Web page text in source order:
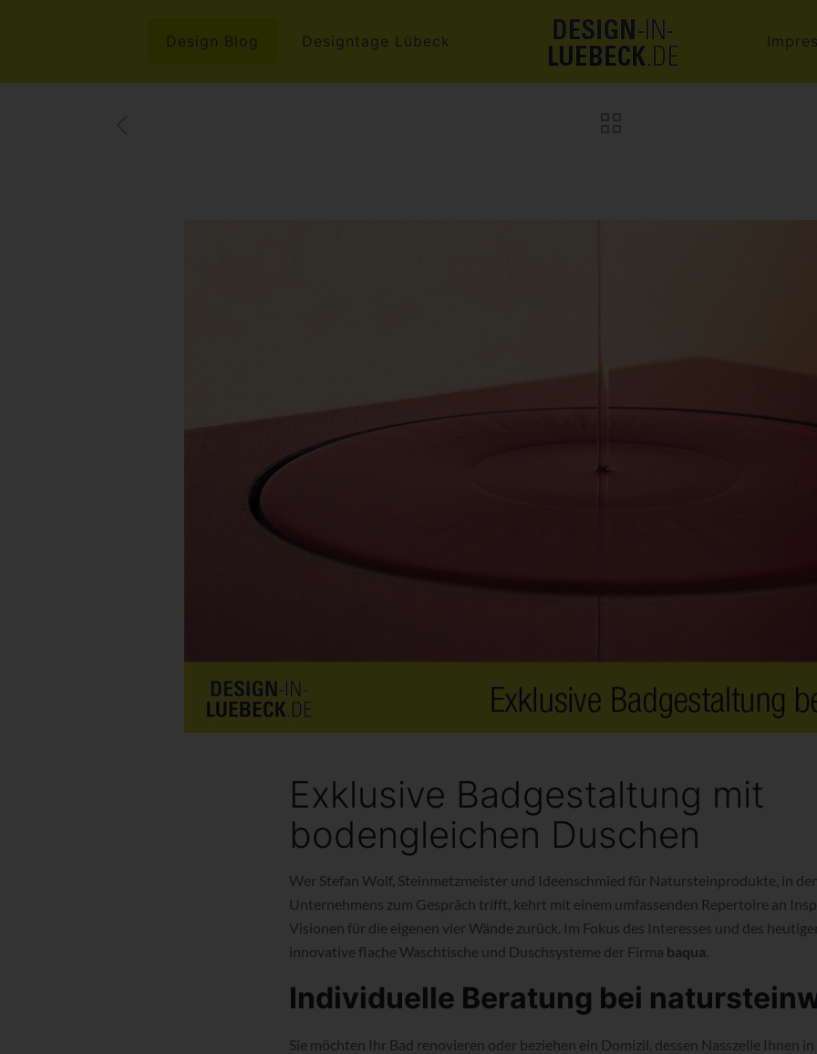
Design Blog Designtage Lübeck
Exklusive Badgestaltung mit
bodengleichen Duschen
Wer Stefan Wolf, Steinmetzmeister und Ideenschmied für Natursteinprodukte, in
Unternehmens zum Gespräch trifft, kehrt mit einem umfassenden Repertoire an
Visionen für die eigenen vier Wände zurück. Im Fokus des Interesses und des
innovative flache Waschtische und Duschsysteme der Firma baqua.
Individuelle Beratung bei naturstein
Sie möchten Ihr Bad renovieren oder beziehen ein Domizil, dessen Nasszelle Ihnen